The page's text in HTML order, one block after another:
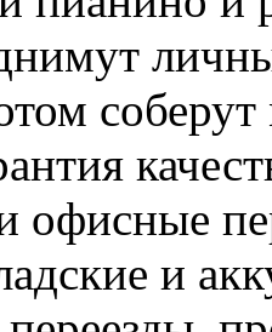
офисные
и